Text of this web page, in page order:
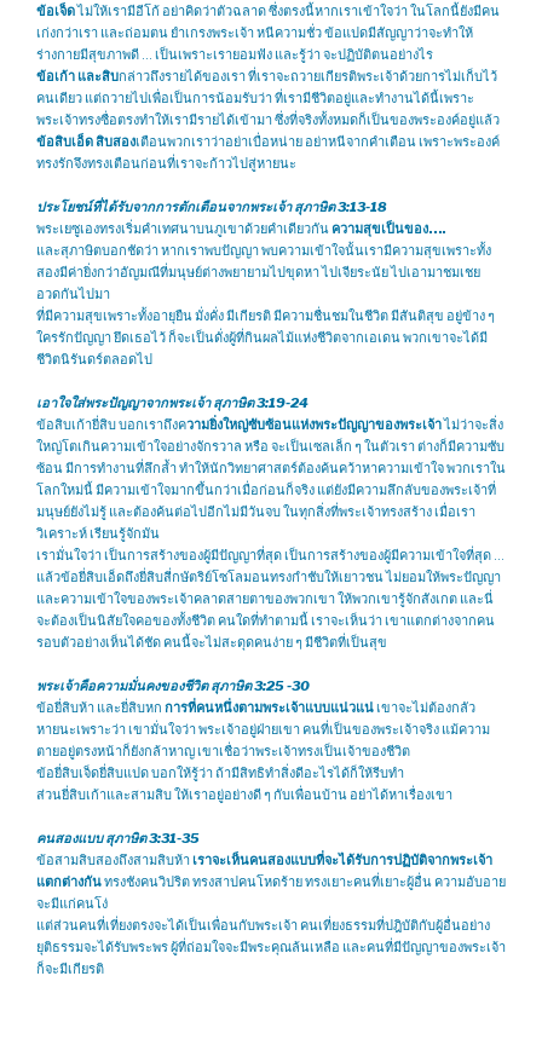
ข้อเจ็ดไม่ให้เรามีอีโก้ อย่าคิดว่าตัวฉลาด ซึ่งตรงนี้หากเราเข้าใจว่า ในโลกนี้ยังมีคน
เก่งกว่าเรา และถ่อมตน ยำเกรงพระเจ้า หนีความชั่ว ข้อแปดมีสัญญาว่าจะทำให้
ร่างกายมีสุขภาพดี … เป็นเพราะเรายอมฟัง และรู้ว่า จะปฏิบัติตนอย่างไร
ข้อเก้า และสิบกล่าวถึงรายได้ของเรา ที่เราจะถวายเกียรติพระเจ้าด้วยการไม่เก็บไว้
คนเดียว แต่ถวายไปเพื่อเป็นการน้อมรับว่า ที่เรามีชีวิตอยู่และทำงานได้นี้เพราะ
พระเจ้าทรงซื่อตรงทำให้เรามีรายได้เข้ามา ซึ่งที่จริงทั้งหมดก็เป็นของพระองค์อยู่แล้ว
ข้อสิบเอ็ด สิบสองเตือนพวกเราว่าอย่าเบื่อหน่าย อย่าหนีจากคำเตือน เพราะพระองค์
ทรงรักจึงทรงเตือนก่อนที่เราจะก้าวไปสู่หายนะ
ประโยชน์ที่ได้รับจากการตักเตือนจากพระเจ้า สุภาษิต 3:13-18
พระเยซูเองทรงเริ่มคำเทศนาบนภูเขาด้วยคำเดียวกันความสุขเป็นของ….
และสุภาษิตบอกชัดว่า หากเราพบปัญญา พบความเข้าใจนั้นเรามีความสุขเพราะทั้ง
สองมีค่ายิ่งกว่าอัญมณีที่มนุษย์ต่างพยายามไปขุดหา ไปเจียระนัย ไปเอามาชมเชย
อวดกันไปมา
ที่มีความสุขเพราะทั้งอายุยืน มั่งคั่ง มีเกียรติ มีความชื่นชมในชีวิต มีสันติสุข อยู่ข้าง ๆ
ใครรักปัญญา ยึดเธอไว้ ก็จะเป็นดั่งผู้ที่กินผลไม้แห่งชีวิตจากเอเดน พวกเขาจะได้มี
ชีวิตนิรันดร์ตลอดไป
เอาใจใส่พระปัญญาจากพระเจ้า สุภาษิต 3:19-24
ข้อสิบเก้ายี่สิบ บอกเราถึงความยิ่งใหญ่ซับซ้อนแห่งพระปัญญาของพระเจ้าไม่ว่าจะสิ่ง
ใหญ่โตเกินความเข้าใจอย่างจักรวาล หรือ จะเป็นเซลเล็ก ๆ ในตัวเรา ต่างก็มีความซับ
ซ้อน มีการทำงานที่ลึกล้ำ ทำให้นักวิทยาศาสตร์ต้องค้นคว้าหาความเข้าใจ พวกเราใน
โลกใหม่นี้ มีความเข้าใจมากขึ้นกว่าเมื่อก่อนก็จริง แต่ยังมีความลึกลับของพระเจ้าที่
มนุษย์ยังไม่รู้ และต้องค้นต่อไปอีกไม่มีวันจบ ในทุกสิ่งที่พระเจ้าทรงสร้าง เมื่อเรา
วิเคราะห์ เรียนรู้จักมัน
เรามั่นใจว่า เป็นการสร้างของผู้มีปัญญาที่สุด เป็นการสร้างของผู้มีความเข้าใจที่สุด …
แล้วข้อยี่สิบเอ็ดถึงยี่สิบสี่กษัตริย์โซโลมอนทรงกำชับให้เยาวชน ไม่ยอมให้พระปัญญา
และความเข้าใจของพระเจ้าคลาดสายตาของพวกเขา ให้พวกเขารู้จักสังเกต และนี่
จะต้องเป็นนิสัยใจคอของทั้งชีวิต คนใดที่ทำตามนี้ เราจะเห็นว่า เขาแตกต่างจากคน
รอบตัวอย่างเห็นได้ชัด คนนี้จะไม่สะดุดคนง่าย ๆ มีชีวิตที่เป็นสุข
พระเจ้าคือความมั่นคงของชีวิต สุภาษิต 3:25 -30
ข้อยี่สิบห้า และยี่สิบหก การที่คนหนึ่งตามพระเจ้าแบบแน่วแน่เขาจะไม่ต้องกลัว
หายนะเพราะว่า เขามั่นใจว่า พระเจ้าอยู่ฝ่ายเขา คนที่เป็นของพระเจ้าจริง แม้ความ
ตายอยู่ตรงหน้าก็ยังกล้าหาญ เขาเชื่อว่าพระเจ้าทรงเป็นเจ้าของชีวิต
ข้อยี่สิบเจ็ดยี่สิบแปด บอกให้รู้ว่า ถ้ามีสิทธิทำสิ่งดีอะไรได้ก็ให้รีบทำ
ส่วนยี่สิบเก้าและสามสิบ ให้เราอยู่อย่างดี ๆ กับเพื่อนบ้าน อย่าได้หาเรื่องเขา
คนสองแบบ สุภาษิต 3:31-35
ข้อสามสิบสองถึงสามสิบห้าเราจะเห็นคนสองแบบที่จะได้รับการปฏิบัติจากพระเจ้า
แตกต่างกันทรงชังคนวิปริต ทรงสาปคนโหดร้าย ทรงเยาะคนที่เยาะผู้อื่น ความอับอาย
จะมีแก่คนโง่
แต่ส่วนคนที่เที่ยงตรงจะได้เป็นเพื่อนกับพระเจ้า คนเที่ยงธรรมที่ปฎิบัติกับผู้อื่นอย่าง
ยุติธรรมจะได้รับพระพร ผู้ที่ถ่อมใจจะมีพระคุณล้นเหลือ และคนที่มีปัญญาของพระเจ้า
ก็จะมีเกียรติ